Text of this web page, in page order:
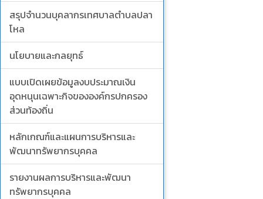
สรุปจำนวนบุคลากรเทศบาลตำบลปลา
โหล
นโยบายและกลยุทธ์
แบบเปิดเผยข้อมูลงบประมาณเงิน
อุดหนุนเฉพาะกิจขององค์กรปกครอง
ส่วนท้องถิ่น
หลักเกณฑ์และแผนการบริหารและ
พัฒนาทรัพยากรบุคคล
รายงานผลการบริหารและพัฒนา
ทรัพยากรบุคคล